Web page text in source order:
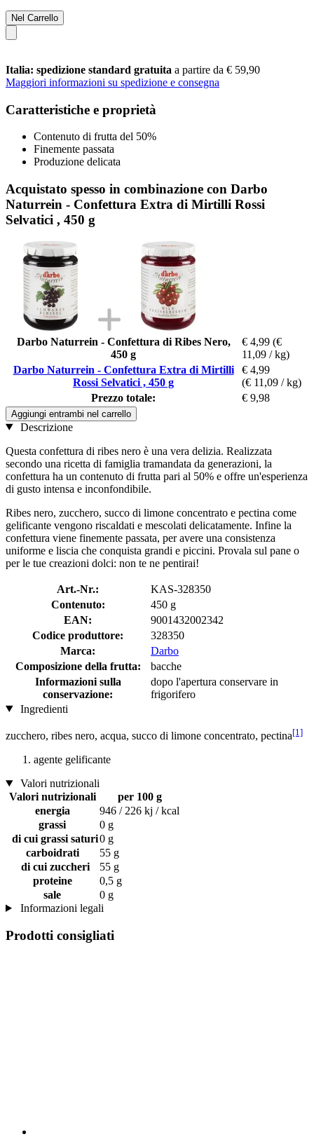
Nel Carrello
Italia: spedizione standard gratuita a partire da € 59,90
Maggiori informazioni su spedizione e consegna
Caratteristiche e proprietà
Contenuto di frutta del 50%
Finemente passata
Produzione delicata
Acquistato spesso in combinazione con Darbo
Naturrein - Confettura Extra di Mirtilli Rossi
Selvatici , 450 g
Darbo Naturrein - Confettura di Ribes Nero,
450 g
€ 4,99 (€
11,09 / kg)
Darbo Naturrein - Confettura Extra di Mirtilli
Rossi Selvatici , 450 g
€ 4,99
(€ 11,09 / kg)
Prezzo totale:
€ 9,98
Aggiungi entrambi nel carrello
Descrizione
Questa confettura di ribes nero è una vera delizia. Realizzata
secondo una ricetta di famiglia tramandata da generazioni, la
confettura ha un contenuto di frutta pari al 50% e offre un'esperienza
di gusto intensa e inconfondibile.
Ribes nero, zucchero, succo di limone concentrato e pectina come
gelificante vengono riscaldati e mescolati delicatamente. Infine la
confettura viene finemente passata, per avere una consistenza
uniforme e liscia che conquista grandi e piccini. Provala sul pane o
per le tue creazioni dolci: non te ne pentirai!
Art.-Nr.:
KAS-328350
Contenuto:
450 g
EAN:
9001432002342
Codice produttore:
328350
Marca:
Darbo
Composizione della frutta:
bacche
Informazioni sulla
conservazione:
dopo l'apertura conservare in
frigorifero
Ingredienti
zucchero, ribes nero, acqua, succo di limone concentrato, pectina[1]
agente gelificante
Valori nutrizionali
Valori nutrizionali
per 100 g
energia
946 / 226 kj / kcal
grassi
0 g
di cui grassi saturi0 g
carboidrati
55 g
di cui zuccheri
55 g
proteine
0,5 g
sale
0 g
Informazioni legali
Prodotti consigliati